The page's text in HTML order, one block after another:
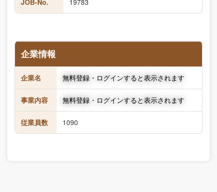
JOB-No. 19783
企業情報
企業名 無料登録・ログインすると表示されます
事業内容 無料登録・ログインすると表示されます
従業員数 1090